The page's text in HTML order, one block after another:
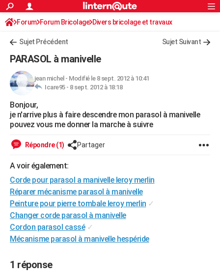
ACTUALITÉS
Politique
Société
Faits Divers
Education
Monde
Villes
+
FINANCE
Retraite
Impôts
Epargne
Immobilier
Risques naturels par ville
Banque
Assurance
Crédit
AUTO
Essais
Réserver un essai
Citadines
Berlines
SUV
Forum auto
+HIGH-TECH
Mobiles
Meilleur smartphone
Internet
Ordinateurs
Jeux vidéo
Guide high-tech
+
Forum
Aménagement intérieur
Extérieur
Cuisine
Salle de bains
Jardinage
Rangement
WEEK-END
Guides de France
Escapades
Patrimoine
Expositions
Musées
Week-end nature
+LIFESTYLE
Art de vivre
Bien-être
Loisirs
Mode
Modes de vie
SANTE
Alimentation
Guide de la santé
Maladies
Médicaments
Sommeil
VOYAGE
Destinations
City break
Voyage nature
Voyage de noces
Forum
Climat
+PHOTO
BONS PLANS
Rechercher
S'inscrire
Connexion
Forum Forum Bricolage Divers bricolage et travaux
Sujet Précédent Sujet Suivant
PARASOL à manivelle
jean michel - Modifié le 8 sept. 2012 à 10:41
Icare95 - 8 sept. 2012 à 18:18
Bonjour,
je n'arrive plus à faire descendre mon parasol à manivelle
pouvez vous me donner la marche à suivre
Répondre (1) Partager
A voir également:
Corde pour parasol a manivelle leroy merlin
Réparer mécanisme parasol à manivelle
Peinture pour pierre tombale leroy merlin ✓
Changer corde parasol à manivelle
Cordon parasol cassé ✓
Mécanisme parasol à manivelle hespéride
1 réponse